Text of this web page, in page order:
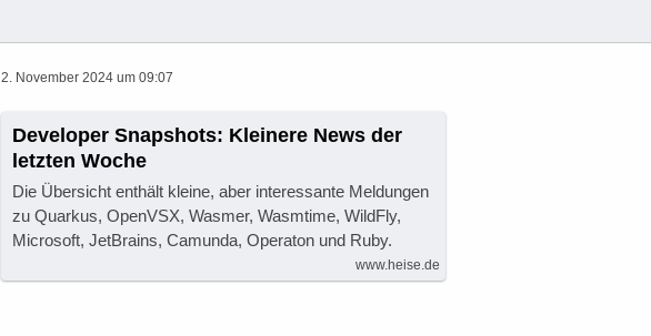
2. November 2024 um 09:07
Developer Snapshots: Kleinere News der
letzten Woche
Die Übersicht enthält kleine, aber interessante Meldungen
zu Quarkus, OpenVSX, Wasmer, Wasmtime, WildFly,
Microsoft, JetBrains, Camunda, Operaton und Ruby.
www.heise.de